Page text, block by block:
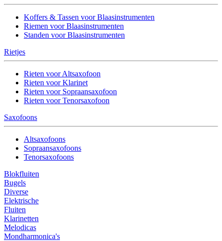
Koffers & Tassen voor Blaasinstrumenten
Riemen voor Blaasinstrumenten
Standen voor Blaasinstrumenten
Rietjes
Rieten voor Altsaxofoon
Rieten voor Klarinet
Rieten voor Sopraansaxofoon
Rieten voor Tenorsaxofoon
Saxofoons
Altsaxofoons
Sopraansaxofoons
Tenorsaxofoons
Blokfluiten
Bugels
Diverse
Elektrische
Fluiten
Klarinetten
Melodicas
Mondharmonica's